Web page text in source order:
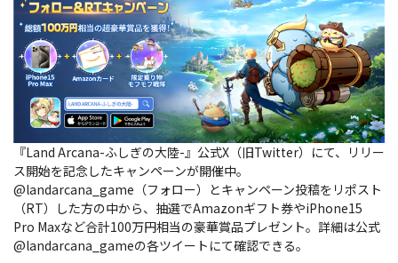
『Land Arcana-ふしぎの大陸-』公式X（旧Twitter）にて、リリー
ス開始を記念したキャンペーンが開催中。
@landarcana_game（フォロー）とキャンペーン投稿をリポスト
（RT）した方の中から、抽選でAmazonギフト券やiPhone15
Pro Maxなど合計100万円相当の豪華賞品プレゼント。詳細は公式
@landarcana_gameの各ツイートにて確認できる。